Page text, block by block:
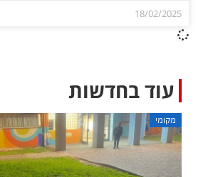
18/02/2025
עוד בחדשות
מקומי